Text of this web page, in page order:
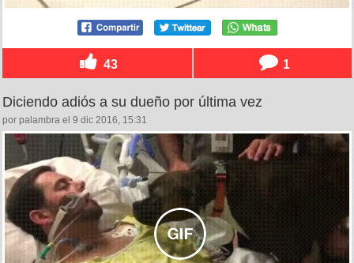
43 1
Diciendo adiós a su dueño por última vez
por palambra el 9 dic 2016, 15:31